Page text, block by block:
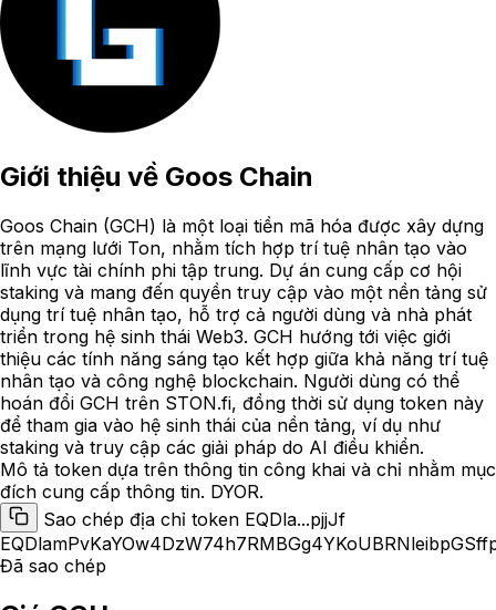
Giới thiệu về Goos Chain
Goos Chain (GCH) là một loại tiền mã hóa được xây dựng
trên mạng lưới Ton, nhằm tích hợp trí tuệ nhân tạo vào
lĩnh vực tài chính phi tập trung. Dự án cung cấp cơ hội
staking và mang đến quyền truy cập vào một nền tảng sử
dụng trí tuệ nhân tạo, hỗ trợ cả người dùng và nhà phát
triển trong hệ sinh thái Web3. GCH hướng tới việc giới
thiệu các tính năng sáng tạo kết hợp giữa khả năng trí tuệ
nhân tạo và công nghệ blockchain. Người dùng có thể
hoán đổi GCH trên STON.fi, đồng thời sử dụng token này
để tham gia vào hệ sinh thái của nền tảng, ví dụ như
staking và truy cập các giải pháp do AI điều khiển.
Mô tả token dựa trên thông tin công khai và chỉ nhằm mục
đích cung cấp thông tin. DYOR.
Sao chép địa chỉ token EQDla...pjjJf
Đã sao chép